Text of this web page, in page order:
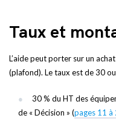
Taux et
L’aide peut porter sur un
(plafond). Le taux est de 30
30 % du HT des
de « Décision » (pages 11 à